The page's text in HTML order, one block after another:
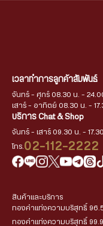
เวลาทำการลูกค้าสัมพันธ์
จันทร์ - ศุกร์ 08.30 น. -
เสาร์ - อาทิตย์ 08.30 น. -
บริการ Chat & Shop
จันทร์ - เสาร์ 09.30 น. -
โทร. 02-112-2222
สินค้าและบริการ
ทองคำแท่งความบริสุทธิ์
ทองคำแท่งความบริสุทธิ์